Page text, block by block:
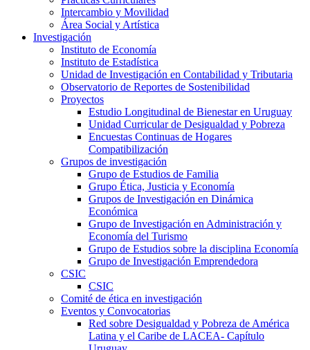
Intercambio y Movilidad
Área Social y Artística
Investigación
Instituto de Economía
Instituto de Estadística
Unidad de Investigación en Contabilidad y Tributaria
Observatorio de Reportes de Sostenibilidad
Proyectos
Estudio Longitudinal de Bienestar en Uruguay
Unidad Curricular de Desigualdad y Pobreza
Encuestas Continuas de Hogares
Compatibilización
Grupos de investigación
Grupo de Estudios de Familia
Grupo Ética, Justicia y Economía
Grupos de Investigación en Dinámica
Económica
Grupo de Investigación en Administración y
Economía del Turismo
Grupo de Estudios sobre la disciplina Economía
Grupo de Investigación Emprendedora
CSIC
CSIC
Comité de ética en investigación
Eventos y Convocatorias
Red sobre Desigualdad y Pobreza de América
Latina y el Caribe de LACEA- Capítulo